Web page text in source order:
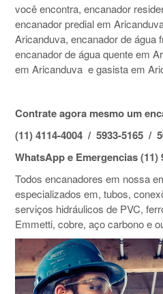
você encontra, encanador
encanador predial em
Aricanduva‎, encanador de água
encanador de água quente em
em Aricanduva‎ e gasista em
Contrate agora mesmo um
(11) 4114-4004 / 5933-5165 /
WhatsApp e Emergencias (11)
Todos encanadores em nossa
especializados em, tubos,
serviços hidráulicos de PVC,
Emmetti, cobre, aço carbono e